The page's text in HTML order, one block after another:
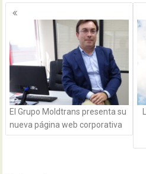
Navegación
entradas
El Grupo Moldtrans presenta su
nueva página web corporativa